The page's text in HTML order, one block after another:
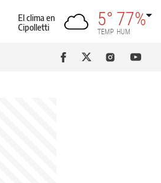
El clima en
Cipolletti
5°
TEMP
77%
HUM